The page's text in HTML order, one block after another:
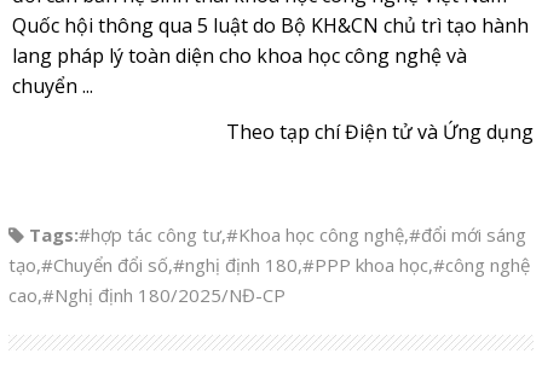
Quốc hội thông qua 5 luật do Bộ KH&CN chủ trì tạo hành
lang pháp lý toàn diện cho khoa học công nghệ và
chuyển ...
Theo tạp chí Điện tử và Ứng dụng
Tags:#hợp tác công tư,#Khoa học công nghệ,#đổi mới sáng
tạo,#Chuyển đổi số,#nghị định 180,#PPP khoa học,#công nghệ
cao,#Nghị định 180/2025/NĐ-CP